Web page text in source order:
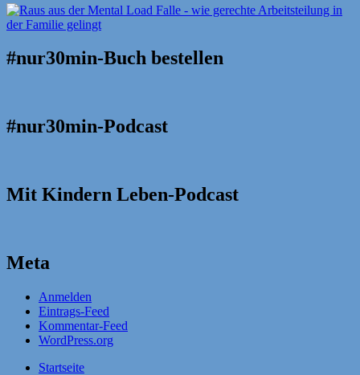
#nur30min-Buch bestellen
#nur30min-Podcast
Mit Kindern Leben-Podcast
Meta
Anmelden
Eintrags-Feed
Kommentar-Feed
WordPress.org
Startseite